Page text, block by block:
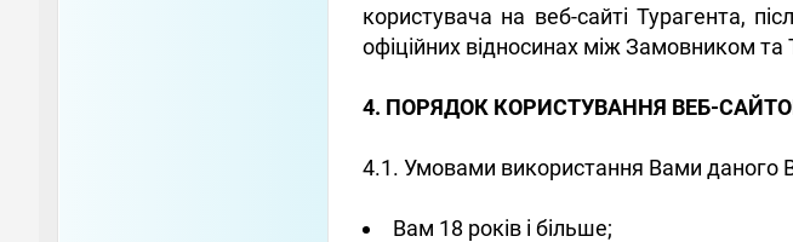
користувача на веб-сайті Турагента,
офіційних відносинах між Замовником та
4. ПОРЯДОК КОРИСТУВАННЯ ВЕБ-
4.1. Умовами використання Вами даного
Вам 18 років і більше;